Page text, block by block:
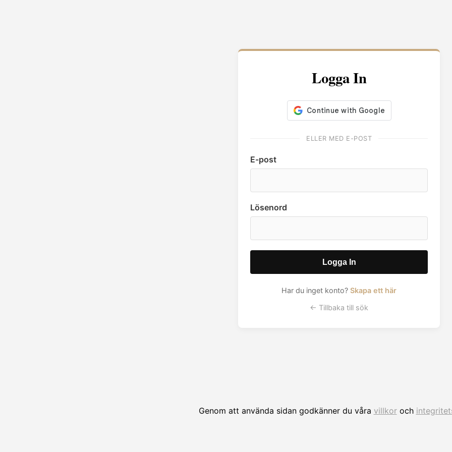
Logga In
ELLER MED E-POST
E-post
Lösenord
Logga In
Har du inget konto? Skapa ett här
← Tillbaka till sök
Genom att använda sidan godkänner du våra villkoroch